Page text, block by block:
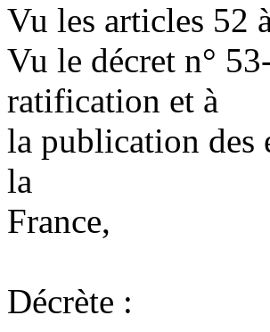
Vu les articles 52
Vu le décret n°
ratification et à
la publication des
la
France,
Décrète :